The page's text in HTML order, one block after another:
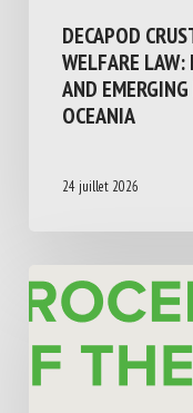
DECAPOD
WELFARE LAW:
AND
OCEANIA
24 juillet 2026